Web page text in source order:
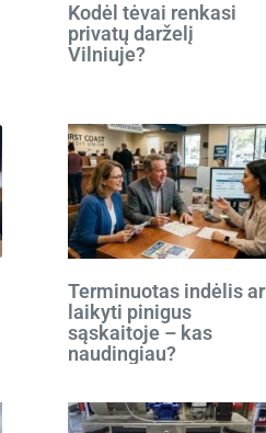
Kodėl tėvai renkasi
privatų darželį
Vilniuje?
Terminuotas indėlis ar
laikyti pinigus
sąskaitoje – kas
naudingiau?